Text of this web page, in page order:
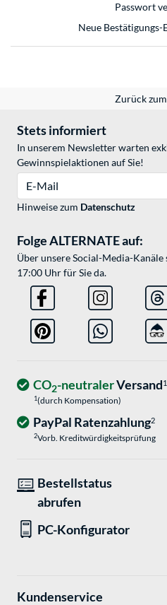
Passwort
Neue
Zurück
Stets informiert
In unserem Newsletter warten
Gewinnspielaktionen auf Sie!
Hinweise zum Datenschutz
Folge ALTERNATE auf:
Über unsere Social-Media-
17:00 Uhr für Sie da.
CO2-neutralerVersand1
1(durch Kompensation)
PayPal Ratenzahlung2
2Vorb. Kreditwürdigkeitsprüfung
Bestellstatus
abrufen
PC-Konfigurator
Kundenservice